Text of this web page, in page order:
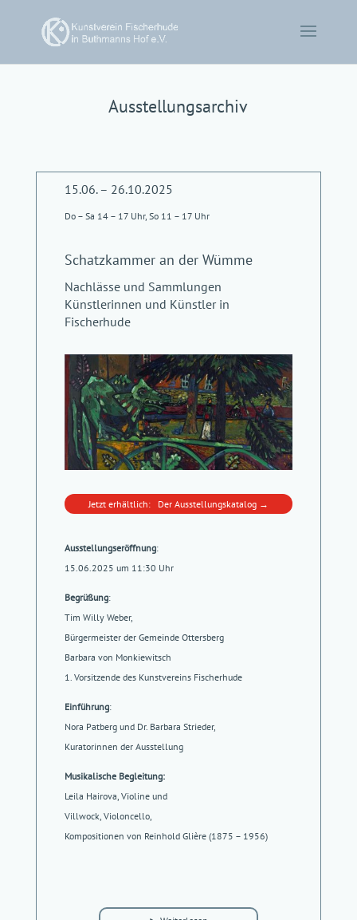
Ausstellungsarchiv
15.06. – 26.10.2025
Do – Sa 14 – 17 Uhr, So 11 – 17 Uhr
Schatzkammer an der Wümme
Nachlässe und Sammlungen
Künstlerinnen und Künstler in
Fischerhude
Jetzt erhältlich: Der Ausstellungskatalog →
Ausstellungseröffnung:
15.06.2025 um 11:30 Uhr
Begrüßung:
Tim Willy Weber,
Bürgermeister der Gemeinde Ottersberg
Barbara von Monkiewitsch
1. Vorsitzende des Kunstvereins Fischerhude
Einführung:
Nora Patberg und Dr. Barbara Strieder,
Kuratorinnen der Ausstellung
Musikalische Begleitung:
Leila Hairova, Violine und
Villwock, Violoncello,
Kompositionen von Reinhold Glière (1875 – 1956)